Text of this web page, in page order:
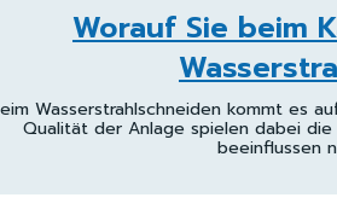
Worauf Sie beim
Wasserstrahlschneiden kommt es
Qualität der Anlage spielen dabei
beeinflussen